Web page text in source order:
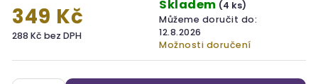
349 Kč
288 Kč bez DPH
Skladem (4 ks)
Můžeme doručit do:
12.8.2026
Možnosti doručení